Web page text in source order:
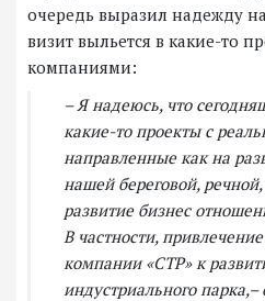
очередь выразил надежду
визит выльется в какие-то
компаниями:
– Я надеюсь, что
какие-то проекты с
направленные как на
нашей береговой,
развитие бизнес
В частности,
компании «CTP» к
индустриального